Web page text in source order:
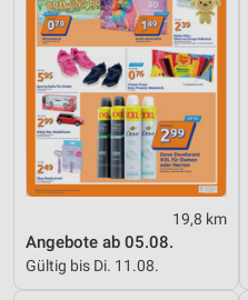
19,8 km
Angebote ab 05.08.
Gültig bis Di. 11.08.